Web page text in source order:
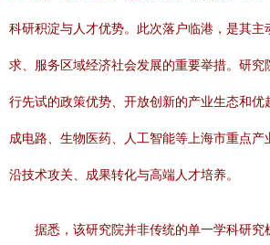
科研积淀与人才优势。此次落户临港，是其主
求、服务区域经济社会发展的重要举措。研究
行先试的政策优势、开放创新的产业生态和优
成电路、生物医药、人工智能等上海市重点
沿技术攻关、成果转化与高端人才培养。
据悉，该研究院并非传统的单一学科研究